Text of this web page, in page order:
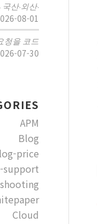
산·외산·
08-01
청을 코드
07-30
APM
Blog
price
support
Cloud